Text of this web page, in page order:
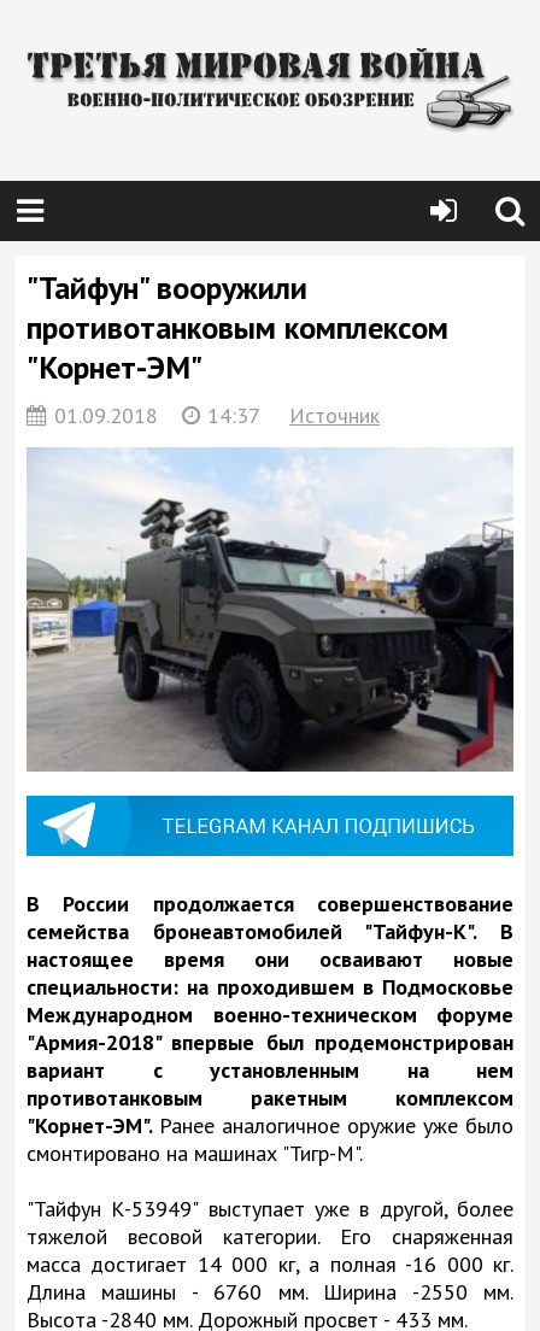
"Тайфун" вооружили
противотанковым комплексом
"Корнет-ЭМ"
01.09.2018 14:37 Источник
В России продолжается совершенствование
семейства бронеавтомобилей "Тайфун-К". В
настоящее время они осваивают новые
специальности: на проходившем в Подмосковье
Международном военно-техническом форуме
"Армия-2018" впервые был продемонстрирован
вариант с установленным на нем
противотанковым ракетным комплексом
"Корнет-ЭМ". Ранее аналогичное оружие уже было
смонтировано на машинах "Тигр-М".
"Тайфун К-53949" выступает уже в другой, более
тяжелой весовой категории. Его снаряженная
масса достигает 14 000 кг, а полная -16 000 кг.
Длина машины - 6760 мм. Ширина -2550 мм.
Высота -2840 мм. Дорожный просвет - 433 мм.